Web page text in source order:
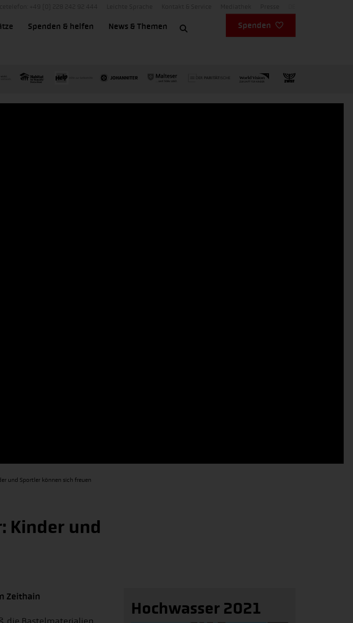
Spenden & helfen News & Themen Spenden
und Sportler können sich freuen
Kinder und
Zeithain
Hochwasser 2021